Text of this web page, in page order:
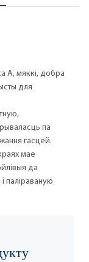
А, мяккі, добра
для
па
гасцей.
мае
да
паліраваную